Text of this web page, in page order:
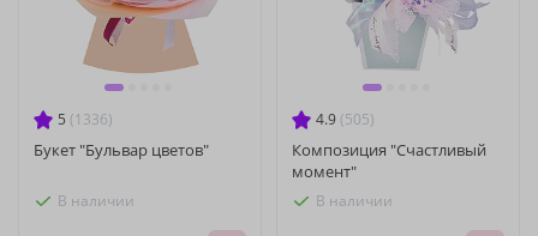
5 (1336)
Букет "Бульвар цветов"
В наличии
4.9 (505)
Композиция "Счастливый
момент"
В наличии